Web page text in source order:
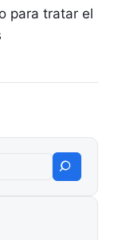
para tratar el